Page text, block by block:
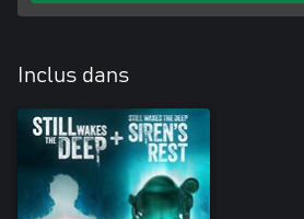
Inclus dans